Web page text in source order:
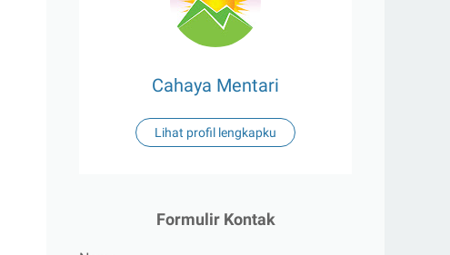
Cahaya Mentari
Lihat profil lengkapku
Formulir Kontak